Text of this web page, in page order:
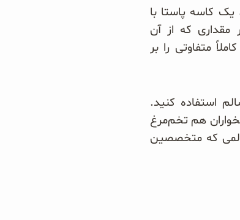
یک کاسه پاستا با
مقداری که از آن
متفاوتی را بر
استفاده کنید.
هم تخم‌مرغ
که متخصصین